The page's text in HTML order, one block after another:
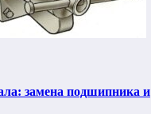
замена подшипника и